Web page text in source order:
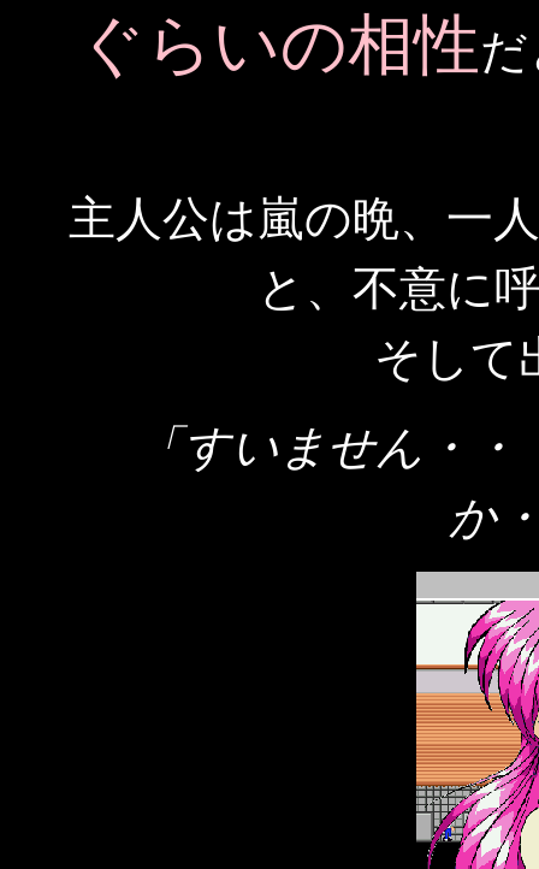
ぐらいの相性
主人公は嵐の晩、一
と、不意に
そして
「すいません・
か